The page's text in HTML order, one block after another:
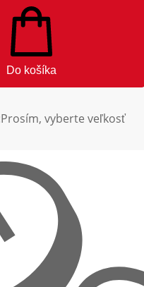
Do košíka
Prosím, vyberte veľkosť